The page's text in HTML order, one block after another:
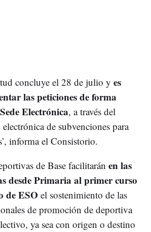
concluye el 28 de julio y es
las peticiones de forma
Electrónica, a través del
de subvenciones para
informa el Consistorio.
de Base facilitarán en las
desde Primaria al primer curso
de ESO el sostenimiento de las
de promoción de deportiva
ya sea con origen o destino